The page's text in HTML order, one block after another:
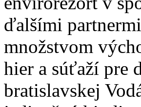
ďalšími
množstvom
hier a súťaží pre
bratislavskej